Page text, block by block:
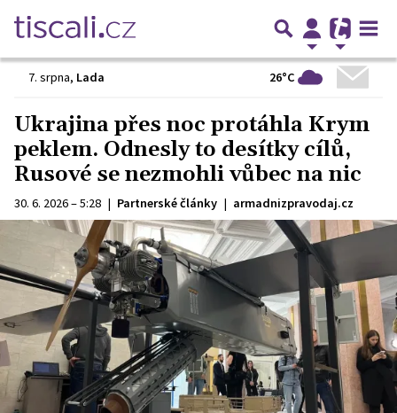
7. srpna, Lada 26°C
Ukrajina přes noc protáhla Krym
peklem. Odnesly to desítky cílů,
Rusové se nezmohli vůbec na nic
30. 6. 2026 – 5:28 | Partnerské články | armadnizpravodaj.cz